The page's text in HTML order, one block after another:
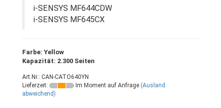
i-SENSYS MF644CDW
i-SENSYS MF645CX
Farbe: Yellow
Kapazität: 2.300 Seiten
Art.Nr.: CAN-CATO640YN
Lieferzeit:
Im Moment auf Anfrage (Ausland
abweichend)